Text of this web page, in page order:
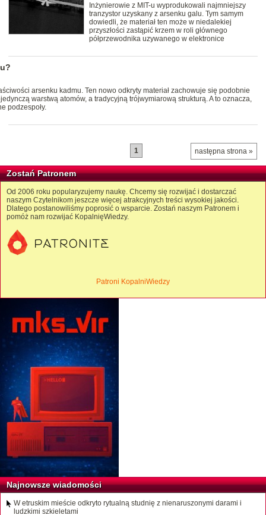
Inżynierowie z MIT-u wyprodukowali najmniejszy
tranzystor uzyskany z arsenku galu. Tym samym
dowiedli, że materiał ten może w niedalekiej
przyszłości zastąpić krzem w roli głównego
półprzewodnika uzywanego w elektronice
arsenku kadmu. Ten nowo odkryty materiał zachowuje się podobnie
warstwą atomów, a tradycyjną trójwymiarową strukturą. A to oznacza,
podzespoły.
następna strona »
1
Zostań Patronem
Od 2006 roku popularyzujemy naukę. Chcemy się rozwijać i dostarczać
naszym Czytelnikom jeszcze więcej atrakcyjnych treści wysokiej jakości.
Dlatego postanowiliśmy poprosić o wsparcie. Zostań naszym Patronem i
pomóż nam rozwijać KopalnięWiedzy.
Patroni KopalniWiedzy
Najnowsze wiadomości
W etruskim mieście odkryto rytualną studnię z nienaruszonymi darami i
ludzkimi szkieletami